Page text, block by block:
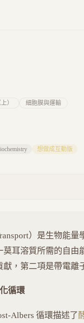
） 細胞膜與運輸
想做成互動版
）是生物能量
莫耳溶質所需的自由
，第二項是帶電離
循環
Albers 循環描述了